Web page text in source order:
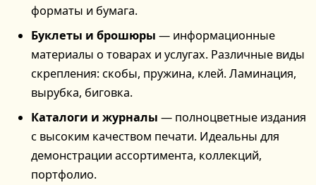
форматы и бумага.
Буклеты и брошюры — информационные
материалы о товарах и услугах. Различные виды
скрепления: скобы, пружина, клей. Ламинация,
вырубка, биговка.
Каталоги и журналы — полноцветные издания
с высоким качеством печати. Идеальны для
демонстрации ассортимента, коллекций,
портфолио.